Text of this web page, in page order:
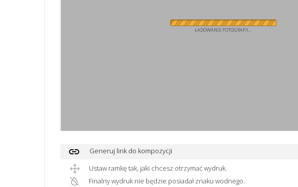
ŁADOWANIE FOTOGRAFII...
link
Generuj link do kompozycji
Ustaw ramkę tak, jaki chcesz otrzymać wydruk.
Finalny wydruk nie będzie posiadał znaku wodnego.